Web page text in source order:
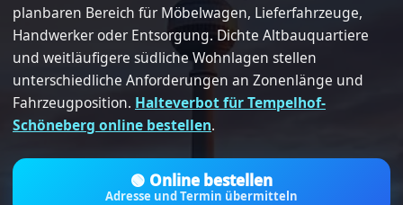
planbaren Bereich für Möbelwagen, Lieferfahrzeuge,
Handwerker oder Entsorgung. Dichte Altbauquartiere
und weitläufigere südliche Wohnlagen stellen
unterschiedliche Anforderungen an Zonenlänge und
Fahrzeugposition. Halteverbot für Tempelhof-
Schöneberg online bestellen.
🟢 Online bestellen
Adresse und Termin übermitteln